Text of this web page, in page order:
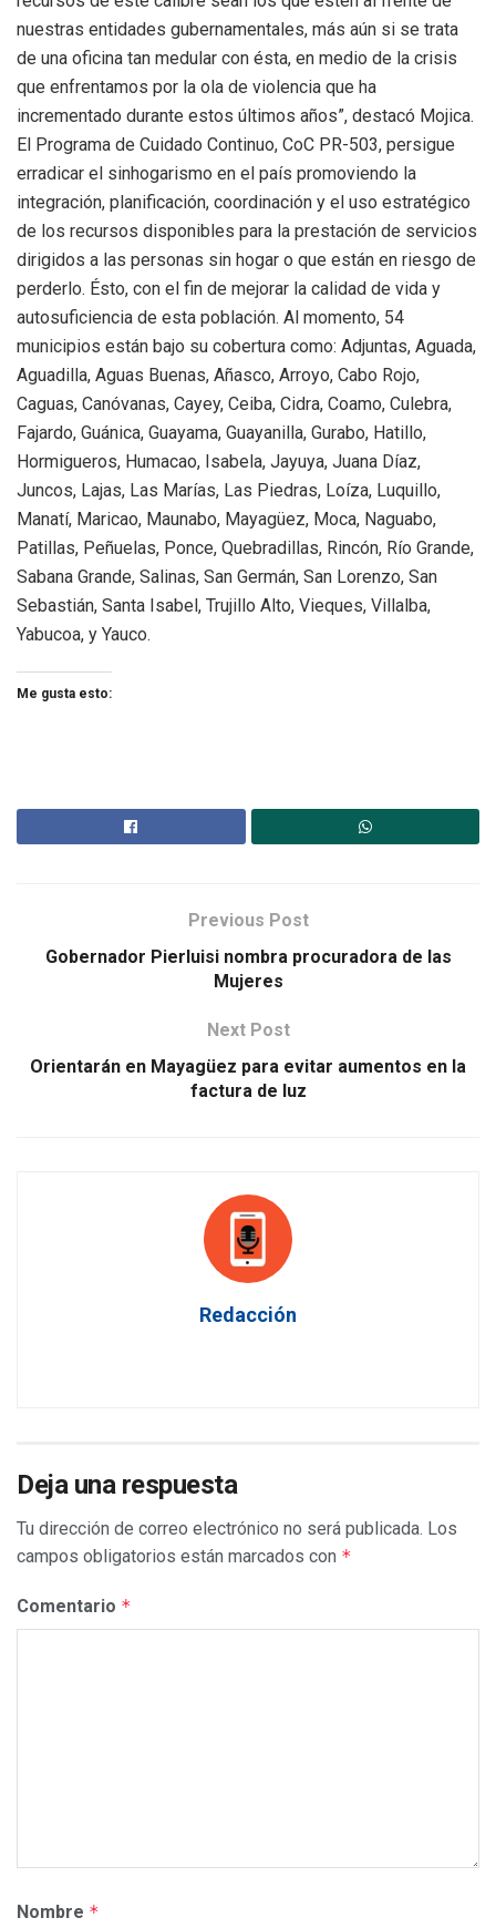
nuestras entidades gubernamentales, más aún si se trata
de una oficina tan medular con ésta, en medio de la crisis
que enfrentamos por la ola de violencia que ha
incrementado durante estos últimos años”, destacó Mojica.
El Programa de Cuidado Continuo, CoC PR-503, persigue
erradicar el sinhogarismo en el país promoviendo la
integración, planificación, coordinación y el uso estratégico
de los recursos disponibles para la prestación de servicios
dirigidos a las personas sin hogar o que están en riesgo de
perderlo. Ésto, con el fin de mejorar la calidad de vida y
autosuficiencia de esta población. Al momento, 54
municipios están bajo su cobertura como: Adjuntas, Aguada,
Aguadilla, Aguas Buenas, Añasco, Arroyo, Cabo Rojo,
Caguas, Canóvanas, Cayey, Ceiba, Cidra, Coamo, Culebra,
Fajardo, Guánica, Guayama, Guayanilla, Gurabo, Hatillo,
Hormigueros, Humacao, Isabela, Jayuya, Juana Díaz,
Juncos, Lajas, Las Marías, Las Piedras, Loíza, Luquillo,
Manatí, Maricao, Maunabo, Mayagüez, Moca, Naguabo,
Patillas, Peñuelas, Ponce, Quebradillas, Rincón, Río Grande,
Sabana Grande, Salinas, San Germán, San Lorenzo, San
Sebastián, Santa Isabel, Trujillo Alto, Vieques, Villalba,
Yabucoa, y Yauco.
Me gusta esto:
Previous Post
Gobernador Pierluisi nombra procuradora de las
Mujeres
Next Post
Orientarán en Mayagüez para evitar aumentos en la
factura de luz
Redacción
Deja una respuesta
Tu dirección de correo electrónico no será publicada. Los
campos obligatorios están marcados con *
Comentario *
Nombre *